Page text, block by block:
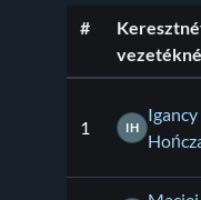
#
1 IH
Igancy